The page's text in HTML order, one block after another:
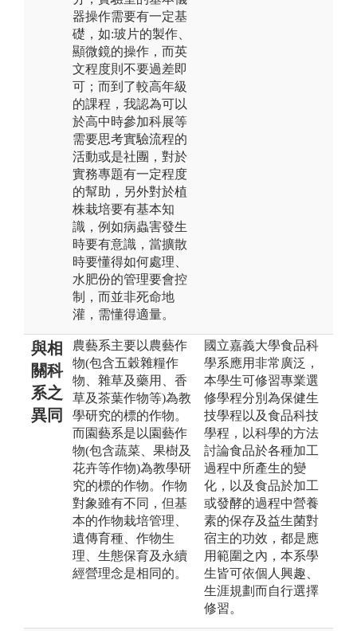
器操作需要有一定基
礎，如:玻片的製作、
顯微鏡的操作，而英
文程度則不要過差即
可；而到了較高年級
的課程，我認為可以
於高中時參加科展等
需要思考實驗流程的
活動或是社團，對於
實務專題有一定程度
的幫助，另外對於植
株栽培要有基本知
識，例如病蟲害發生
時要有意識，當擴散
時要懂得如何處理、
水肥份的管理要會控
制，而並非死命地
灌，需懂得適量。
與相
關科
系之
異同
農藝系主要以農藝作
物(包含五穀雜糧作
物、雜草及藥用、香
草及茶葉作物等)為教
學研究的標的作物。
而園藝系是以園藝作
物(包含蔬菜、果樹及
花卉等作物)為教學研
究的標的作物。作物
對象雖有不同，但基
本的作物栽培管理、
遺傳育種、作物生
理、生態保育及永續
經營理念是相同的。
國立嘉義大學食品科
學系應用非常廣泛，
本學生可修習專業選
修學程分別為保健生
技學程以及食品科技
學程，以科學的方法
討論食品於各種加工
過程中所產生的變
化，以及食品於加工
或發酵的過程中營養
素的保存及益生菌對
宿主的功效，都是應
用範圍之內，本系學
生皆可依個人興趣、
生涯規劃而自行選擇
修習。